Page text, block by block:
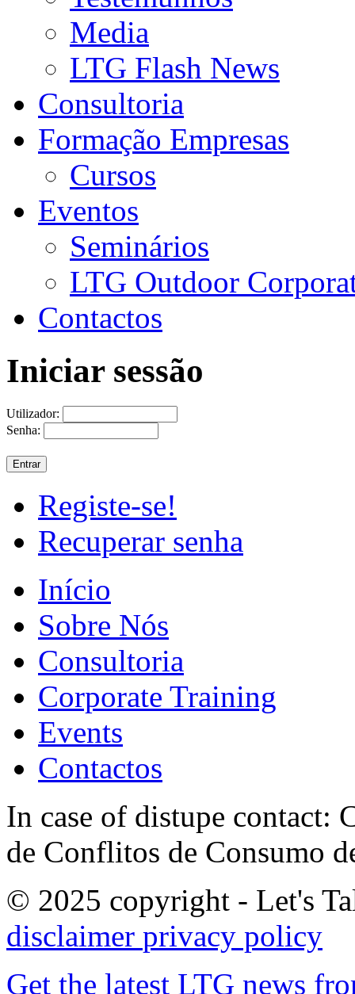
Media
LTG Flash News
Consultoria
Formação Empresas
Cursos
Eventos
Seminários
LTG Outdoor
Contactos
Iniciar sessão
Utilizador:
Senha:
Registe-se!
Recuperar senha
Início
Sobre Nós
Consultoria
Corporate Training
Events
Contactos
In case of distupe contact:
de Conflitos de Consumo
© 2025 copyright - Let's
disclaimer privacy policy
Get the latest LTG news